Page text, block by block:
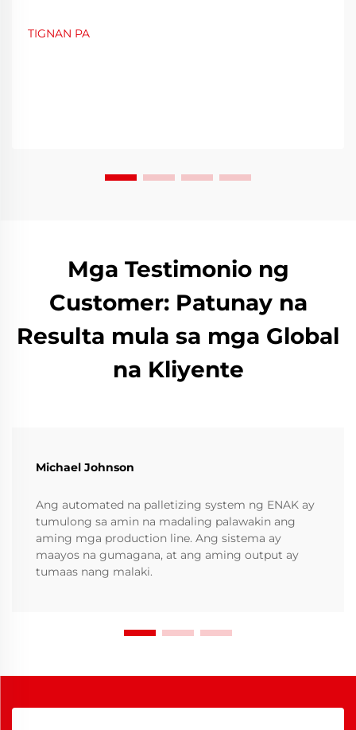
ng inaasahan ng mga konsyumer, ang mga
TIGNAN PA
Mga Testimonio ng
Customer: Patunay na
Resulta mula sa mga Global
na Kliyente
Michael Johnson
Ang automated na palletizing system ng ENAK ay
tumulong sa amin na madaling palawakin ang
aming mga production line. Ang sistema ay
maayos na gumagana, at ang aming output ay
tumaas nang malaki.